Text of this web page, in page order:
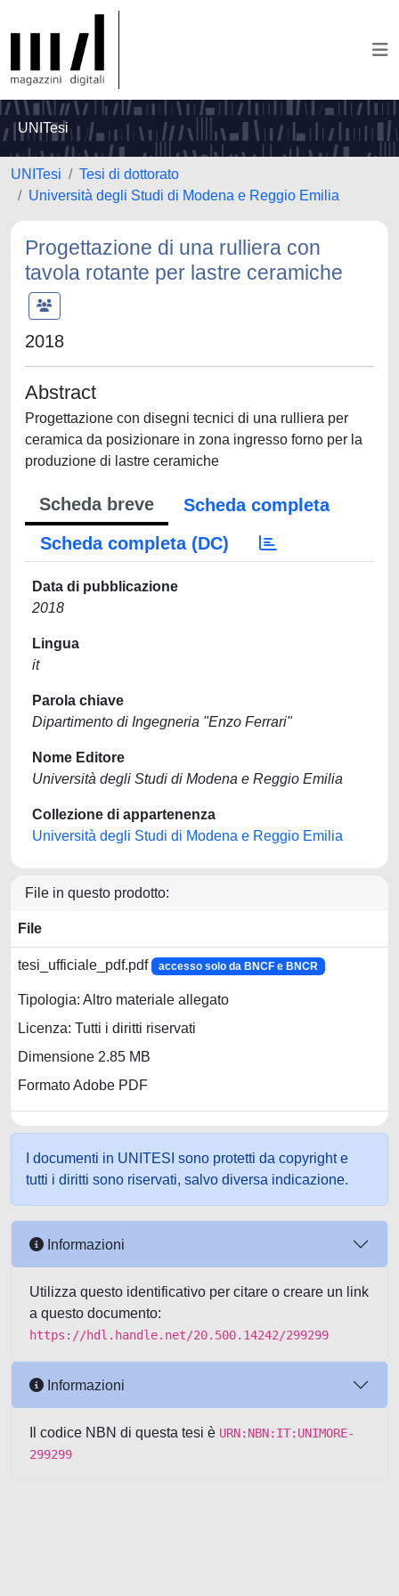
UNITesi
UNITesi
Tesi di dottorato
Università degli Studi di Modena e Reggio Emilia
Progettazione di una rulliera con
tavola rotante per lastre ceramiche
2018
Abstract
Progettazione con disegni tecnici di una rulliera per
ceramica da posizionare in zona ingresso forno per la
produzione di lastre ceramiche
Scheda breve
Scheda completa
Scheda completa (DC)
Data di pubblicazione
2018
Lingua
it
Parola chiave
Dipartimento di Ingegneria "Enzo Ferrari"
Nome Editore
Università degli Studi di Modena e Reggio Emilia
Collezione di appartenenza
Università degli Studi di Modena e Reggio Emilia
File in questo prodotto:
File
tesi_ufficiale_pdf.pdf accesso solo da BNCF e BNCR
Tipologia: Altro materiale allegato
Licenza: Tutti i diritti riservati
Dimensione 2.85 MB
Formato Adobe PDF
I documenti in UNITESI sono protetti da copyright e
tutti i diritti sono riservati, salvo diversa indicazione.
Informazioni
Utilizza questo identificativo per citare o creare un link
a questo documento:
https://hdl.handle.net/20.500.14242/299299
Informazioni
Il codice NBN di questa tesi è URN:NBN:IT:UNIMORE-
299299